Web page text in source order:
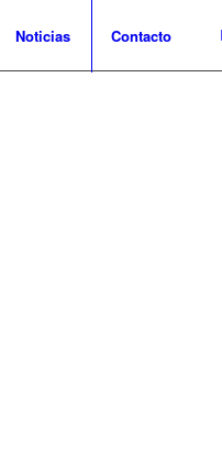
Noticias Contacto